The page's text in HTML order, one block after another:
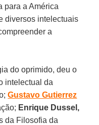
para a América
diversos intelectuais
a
do oprimido, deu o
intelectual da
Gustavo Gutierrez
Enrique Dussel,
da Filosofia da